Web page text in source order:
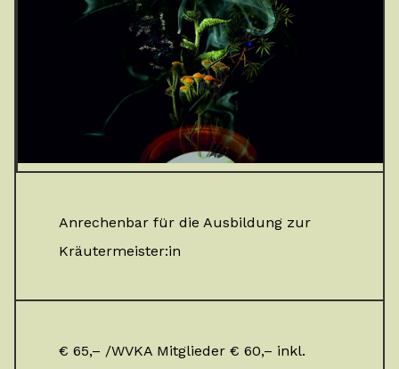
Anrechenbar für die Ausbildung zur
Kräutermeister:in
€ 65,– /WVKA Mitglieder € 60,– inkl.